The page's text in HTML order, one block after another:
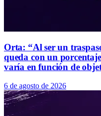
Orta: “Al ser un
queda con un
varía en función de
6 de agosto de 2026